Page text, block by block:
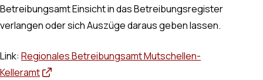
Betreibungsamt Einsicht in das Betreibungsregister
verlangen oder sich Auszüge daraus geben lassen.
Link: Regionales Betreibungsamt Mutschellen-
Kelleramt